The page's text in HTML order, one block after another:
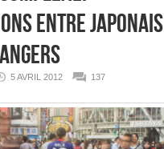
entre japonais
5 AVRIL 2012 137